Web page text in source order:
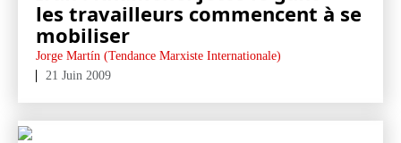
les travailleurs commencent à se
mobiliser
Jorge Martín (Tendance Marxiste Internationale)
21 Juin 2009